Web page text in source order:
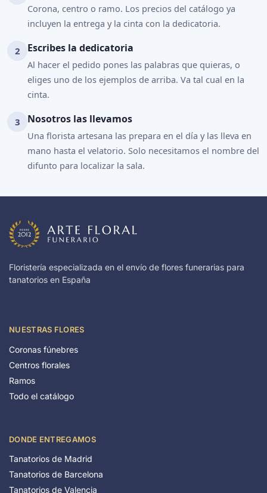
Corona, centro o ramo. Los precios del catálogo ya
incluyen la entrega y la cinta con la dedicatoria.
Escribes la dedicatoria
Al hacer el pedido pones las palabras que quieras, o
eliges uno de los ejemplos de arriba. Va tal cual en la
cinta.
Nosotros las llevamos
Una florista artesana las prepara en el día y las lleva en
mano hasta el velatorio. Solo necesitamos el nombre del
difunto para localizar la sala.
Floristería especializada en el envío de flores funerarias para
tanatorios en España
NUESTRAS FLORES
Coronas fúnebres
Centros florales
Ramos
Todo el catálogo
DONDE ENTREGAMOS
Tanatorios de Madrid
Tanatorios de Barcelona
Tanatorios de Valencia